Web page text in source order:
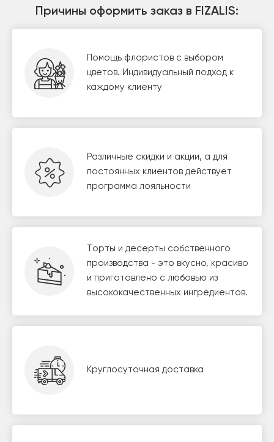
Причины оформить заказ в FIZALIS:
Помощь флористов с выбором
цветов. Индивидуальный подход к
каждому клиенту
Различные скидки и акции, а для
постоянных клиентов действует
программа лояльности
Торты и десерты собственного
производства - это вкусно, красиво
и приготовлено с любовью из
высококачественных ингредиентов.
Круглосуточная доставка